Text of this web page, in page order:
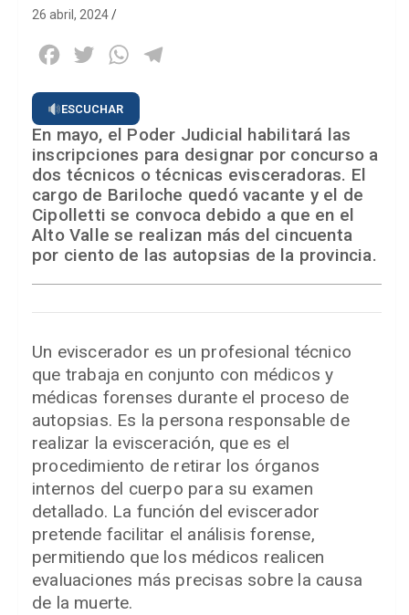
26 abril, 2024
Facebook
Twitter WhatsApp
ESCUCHAR
En mayo, el Poder Judicial habilitará las
inscripciones para designar por concurso a
dos técnicos o técnicas evisceradoras. El
cargo de Bariloche quedó vacante y el de
Cipolletti se convoca debido a que en el
Alto Valle se realizan más del cincuenta
por ciento de las autopsias de la provincia.
Un eviscerador es un profesional técnico
que trabaja en conjunto con médicos y
médicas forenses durante el proceso de
autopsias. Es la persona responsable de
realizar la evisceración, que es el
procedimiento de retirar los órganos
internos del cuerpo para su examen
detallado. La función del eviscerador
pretende facilitar el análisis forense,
permitiendo que los médicos realicen
evaluaciones más precisas sobre la causa
de la muerte.